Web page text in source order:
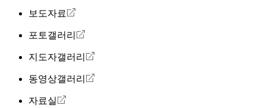
보도자료
포토갤러리
지도자갤러리
동영상갤러리
자료실